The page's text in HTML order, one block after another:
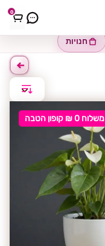
0
חנויות
משלוח 0 ₪ קופון הטבה